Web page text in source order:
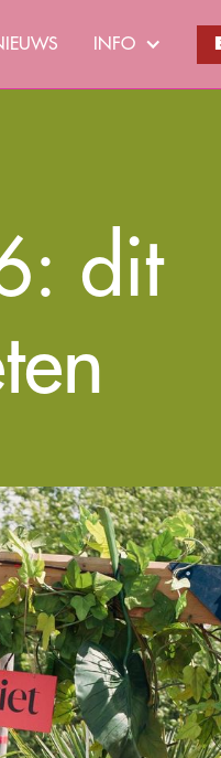
INFO
dit